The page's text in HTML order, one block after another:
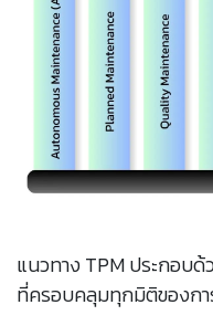
แนวทาง TPM ประกอบด้
ที่ครอบคลุมทุกมิติของกา